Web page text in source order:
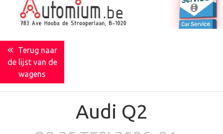
Terug naar
de lijst van de
wagens
Audi Q2